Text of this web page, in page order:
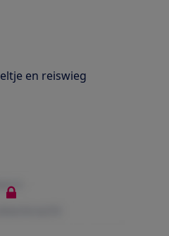
en reiswieg